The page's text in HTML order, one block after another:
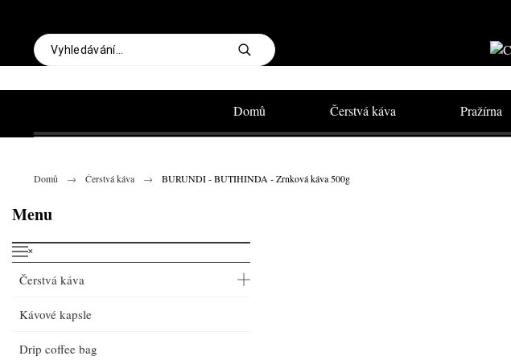
Domů Čerstvá káva Pražírna
Domů Čerstvá káva BURUNDI - BUTIHINDA - Zrnková káva 500g
Menu
˟
Čerstvá káva
Kávové kapsle
Drip coffee bag